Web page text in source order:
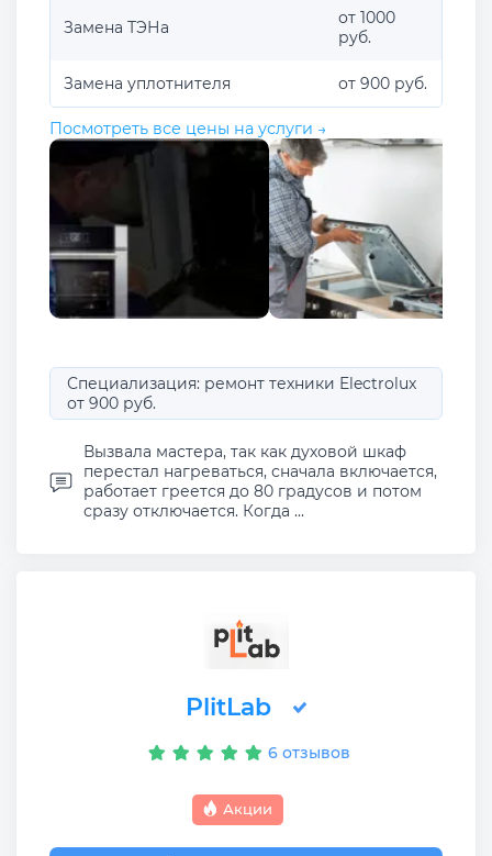
Замена ТЭНа
от 1000
руб.
Замена уплотнителя от 900 руб.
Посмотреть все цены на услуги →
Специализация: ремонт техники Electrolux
от 900 руб.
Вызвала мастера, так как духовой шкаф
перестал нагреваться, сначала включается,
работает греется до 80 градусов и потом
сразу отключается. Когда ...
PlitLab
6 отзывов
Акции